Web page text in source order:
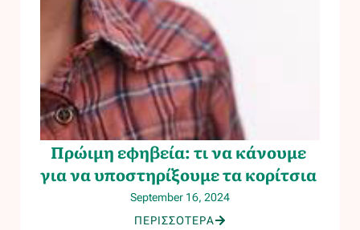
Πρώιμη εφηβεία: τι να κάνουμε
για να υποστηρίξουμε τα κορίτσια
September 16, 2024
ΠΕΡΙΣΣOΤΕΡΑ